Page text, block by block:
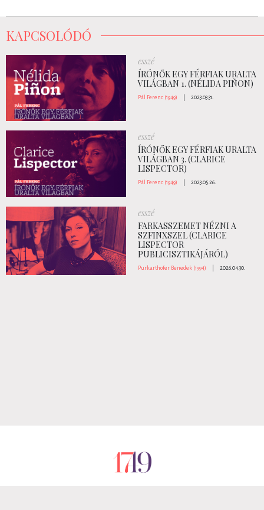
KAPCSOLÓDÓ
esszé
ÍRÓNŐK EGY FÉRFIAK URALTA
VILÁGBAN 1. (NÉLIDA PIÑON)
Pál Ferenc (1949) 2023.03.31.
esszé
ÍRÓNŐK EGY FÉRFIAK URALTA
VILÁGBAN 3. (CLARICE
LISPECTOR)
Pál Ferenc (1949) 2023.05.26.
esszé
FARKASSZEMET NÉZNI A
SZFINXSZEL (CLARICE
LISPECTOR
PUBLICISZTIKÁJÁRÓL)
Purkarthofer Benedek (1994) 2026.04.30.